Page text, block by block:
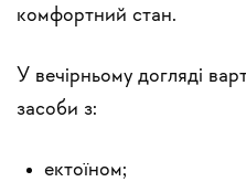
комфортний стан.
У вечірньому догляді
засоби з:
ектоїном;